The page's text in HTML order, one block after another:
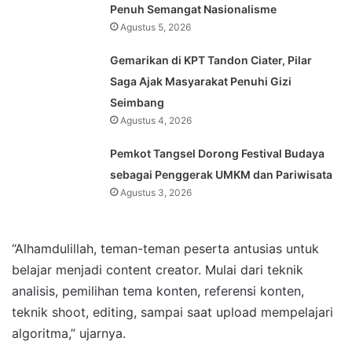
Penuh Semangat Nasionalisme
Agustus 5, 2026
Gemarikan di KPT Tandon Ciater, Pilar
Saga Ajak Masyarakat Penuhi Gizi
Seimbang
Agustus 4, 2026
Pemkot Tangsel Dorong Festival Budaya
sebagai Penggerak UMKM dan Pariwisata
Agustus 3, 2026
“Alhamdulillah, teman-teman peserta antusias untuk
belajar menjadi content creator. Mulai dari teknik
analisis, pemilihan tema konten, referensi konten,
teknik shoot, editing, sampai saat upload mempelajari
algoritma,” ujarnya.